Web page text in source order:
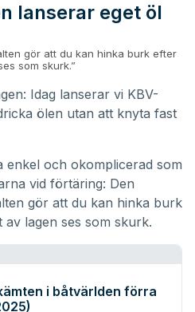
lanserar eget öl
gör att du kan hinka burk efter
som skurk.”
Idag lanserar vi KBV-
ölen utan att knyta fast
enkel och okomplicerad som
vid förtäring: Den
gör att du kan hinka burk
lagen ses som skurk.
i båtvärlden förra